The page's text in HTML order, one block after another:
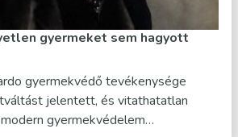
gyermeket sem hagyott
gyermekvédő tevékenysége
jelentett, és vitathatatlan
gyermekvédelem…